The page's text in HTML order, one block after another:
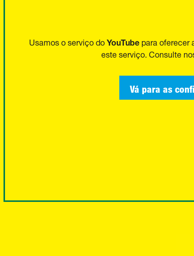
Usamos o serviço doYouTubepara oferecer
este serviço. Consulte
Vá para as